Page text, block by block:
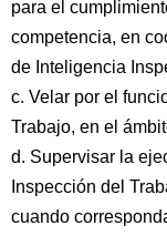
para el
competencia, en
de Inteligencia
c. Velar por el
Trabajo, en el
d. Supervisar la
Inspección del
cuando